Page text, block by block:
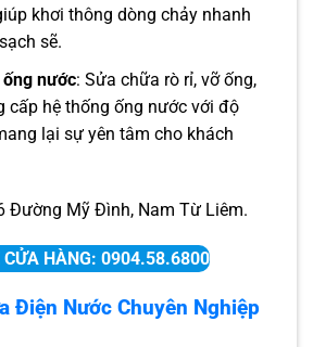
khơi thông dòng chảy nhanh
sẽ.
nước: Sửa chữa rò rỉ, vỡ ống,
cấp hệ thống ống nước với độ
lại sự yên tâm cho khách
Đường Mỹ Đình, Nam Từ Liêm.
CỬA HÀNG: 0904.58.6800
Điện Nước Chuyên Nghiệp